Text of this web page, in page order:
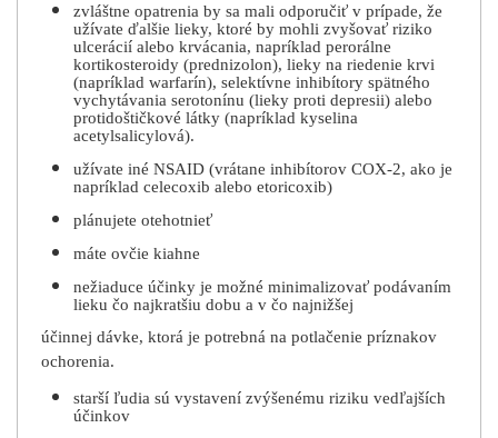
zvláštne opatrenia by sa mali odporučiť v prípade, že
užívate ďalšie lieky, ktoré by mohli zvyšovať riziko
ulcerácií alebo krvácania, napríklad perorálne
kortikosteroidy (prednizolon), lieky na riedenie krvi
(napríklad warfarín), selektívne inhibítory spätného
vychytávania serotonínu (lieky proti depresii) alebo
protidoštičkové látky (napríklad kyselina
acetylsalicylová).
užívate iné NSAID (vrátane inhibítorov COX-2, ako je
napríklad celecoxib alebo etoricoxib)
plánujete otehotnieť
máte ovčie kiahne
nežiaduce účinky je možné minimalizovať podávaním
lieku čo najkratšiu dobu a v čo najnižšej
účinnej dávke, ktorá je potrebná na potlačenie príznakov
ochorenia.
starší ľudia sú vystavení zvýšenému riziku vedľajších
účinkov